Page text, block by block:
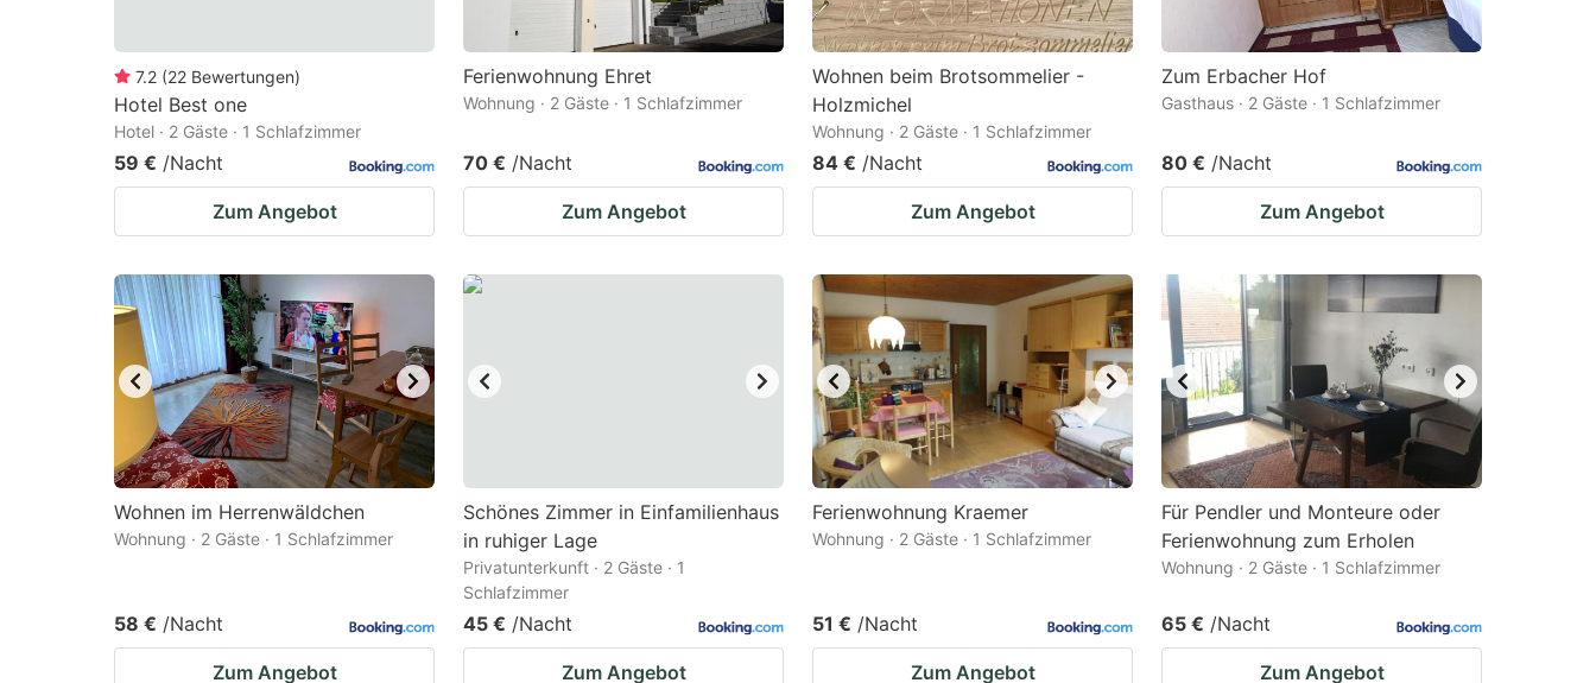
7.2 (22 Bewertungen)
Hotel Best one
Hotel · 2 Gäste · 1 Schlafzimmer
59 € /Nacht
Zum Angebot
Ferienwohnung Ehret
Wohnung · 2 Gäste · 1 Schlafzimmer
70 € /Nacht
Zum Angebot
Wohnen beim Brotsommelier -
Holzmichel
Wohnung · 2 Gäste · 1 Schlafzimmer
84 € /Nacht
Zum Angebot
Zum Erbacher Hof
Gasthaus · 2 Gäste · 1 Schlafzimmer
80 € /Nacht
Zum Angebot
Wohnen im Herrenwäldchen
Wohnung · 2 Gäste · 1 Schlafzimmer
58 € /Nacht
Zum Angebot
Schönes Zimmer in Einfamilienhaus
in ruhiger Lage
Privatunterkunft · 2 Gäste · 1
Schlafzimmer
45 € /Nacht
Zum Angebot
Ferienwohnung Kraemer
Wohnung · 2 Gäste · 1 Schlafzimmer
51 € /Nacht
Zum Angebot
Für Pendler und Monteure oder
Ferienwohnung zum Erholen
Wohnung · 2 Gäste · 1 Schlafzimmer
65 € /Nacht
Zum Angebot